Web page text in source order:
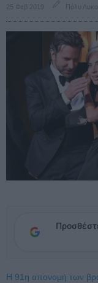
25 Φεβ 2019 Πόλυ
Η 91η απονομή των